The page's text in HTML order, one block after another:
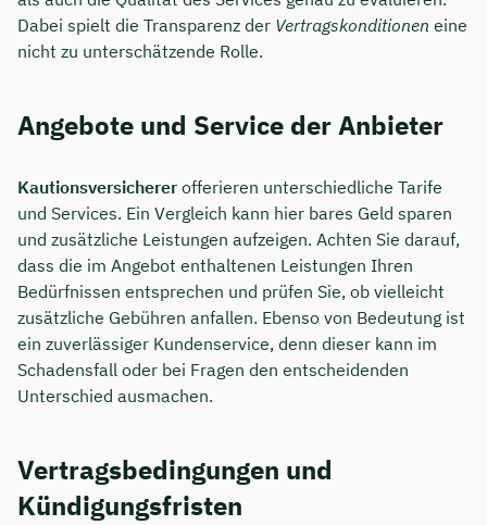
Dabei spielt die Transparenz der Vertragskonditionen eine
nicht zu unterschätzende Rolle.
Angebote und Service der Anbieter
Kautionsversicherer offerieren unterschiedliche Tarife
und Services. Ein Vergleich kann hier bares Geld sparen
und zusätzliche Leistungen aufzeigen. Achten Sie darauf,
dass die im Angebot enthaltenen Leistungen Ihren
Bedürfnissen entsprechen und prüfen Sie, ob vielleicht
zusätzliche Gebühren anfallen. Ebenso von Bedeutung ist
ein zuverlässiger Kundenservice, denn dieser kann im
Schadensfall oder bei Fragen den entscheidenden
Unterschied ausmachen.
Vertragsbedingungen und
Kündigungsfristen